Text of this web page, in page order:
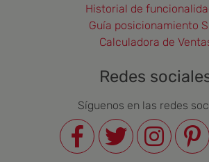
Historial de
Guía posicionamiento
Calculadora de
Redes
Síguenos en las redes